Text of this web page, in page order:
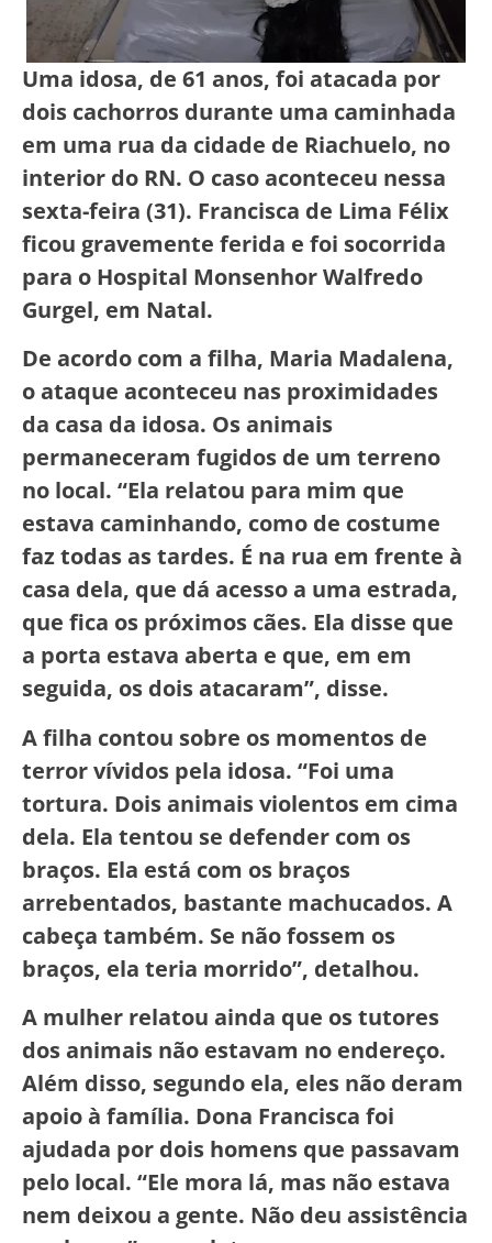
Uma idosa, de 61 anos, foi atacada por
dois cachorros durante uma caminhada
em uma rua da cidade de Riachuelo, no
interior do RN. O caso aconteceu nessa
sexta-feira (31). Francisca de Lima Félix
ficou gravemente ferida e foi socorrida
para o Hospital Monsenhor Walfredo
Gurgel, em Natal.
De acordo com a filha, Maria Madalena,
o ataque aconteceu nas proximidades
da casa da idosa. Os animais
permaneceram fugidos de um terreno
no local. “Ela relatou para mim que
estava caminhando, como de costume
faz todas as tardes. É na rua em frente à
casa dela, que dá acesso a uma estrada,
que fica os próximos cães. Ela disse que
a porta estava aberta e que, em em
seguida, os dois atacaram”, disse.
A filha contou sobre os momentos de
terror vívidos pela idosa. “Foi uma
tortura. Dois animais violentos em cima
dela. Ela tentou se defender com os
braços. Ela está com os braços
arrebentados, bastante machucados. A
cabeça também. Se não fossem os
braços, ela teria morrido”, detalhou.
A mulher relatou ainda que os tutores
dos animais não estavam no endereço.
Além disso, segundo ela, eles não deram
apoio à família. Dona Francisca foi
ajudada por dois homens que passavam
pelo local. “Ele mora lá, mas não estava
nem deixou a gente. Não deu assistência